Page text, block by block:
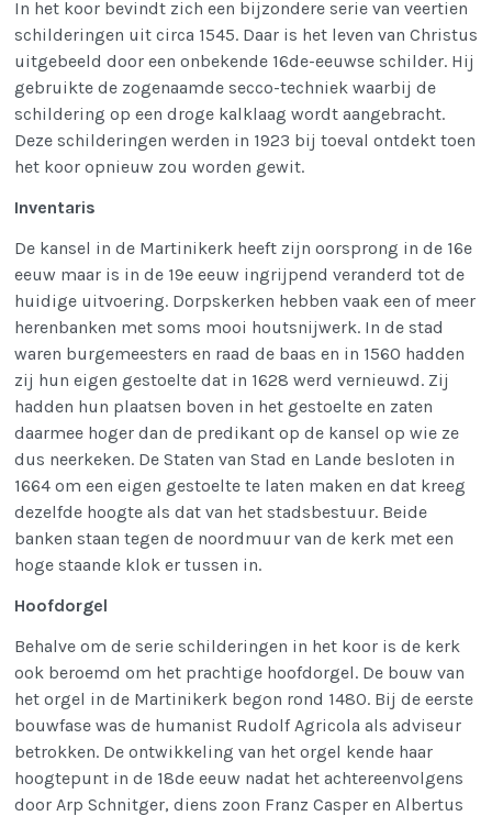
In het koor bevindt zich een bijzondere serie van veertien
schilderingen uit circa 1545. Daar is het leven van Christus
uitgebeeld door een onbekende 16de-eeuwse schilder. Hij
gebruikte de zogenaamde secco-techniek waarbij de
schildering op een droge kalklaag wordt aangebracht.
Deze schilderingen werden in 1923 bij toeval ontdekt toen
het koor opnieuw zou worden gewit.
Inventaris
De kansel in de Martinikerk heeft zijn oorsprong in de 16e
eeuw maar is in de 19e eeuw ingrijpend veranderd tot de
huidige uitvoering. Dorpskerken hebben vaak een of meer
herenbanken met soms mooi houtsnijwerk. In de stad
waren burgemeesters en raad de baas en in 1560 hadden
zij hun eigen gestoelte dat in 1628 werd vernieuwd. Zij
hadden hun plaatsen boven in het gestoelte en zaten
daarmee hoger dan de predikant op de kansel op wie ze
dus neerkeken. De Staten van Stad en Lande besloten in
1664 om een eigen gestoelte te laten maken en dat kreeg
dezelfde hoogte als dat van het stadsbestuur. Beide
banken staan tegen de noordmuur van de kerk met een
hoge staande klok er tussen in.
Hoofdorgel
Behalve om de serie schilderingen in het koor is de kerk
ook beroemd om het prachtige hoofdorgel. De bouw van
het orgel in de Martinikerk begon rond 1480. Bij de eerste
bouwfase was de humanist Rudolf Agricola als adviseur
betrokken. De ontwikkeling van het orgel kende haar
hoogtepunt in de 18de eeuw nadat het achtereenvolgens
door Arp Schnitger, diens zoon Franz Casper en Albertus